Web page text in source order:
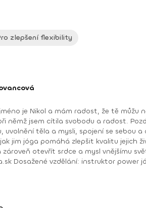
zlepšení flexibility
jsem cítila svobodu a radost. Později jsem
spojení se sebou a odpovědi na hlubší otázky. Józe se aktivně věnuji od
jejich života. Jóga je pro mě cestou k sebepoznání, vnitřní harmonii a zdravému fyzickému tělu. Pomáhá
otevřít srdce a mysl vnějšímu světu. Díky ní je můj život
Václav Krejčík (ČR)